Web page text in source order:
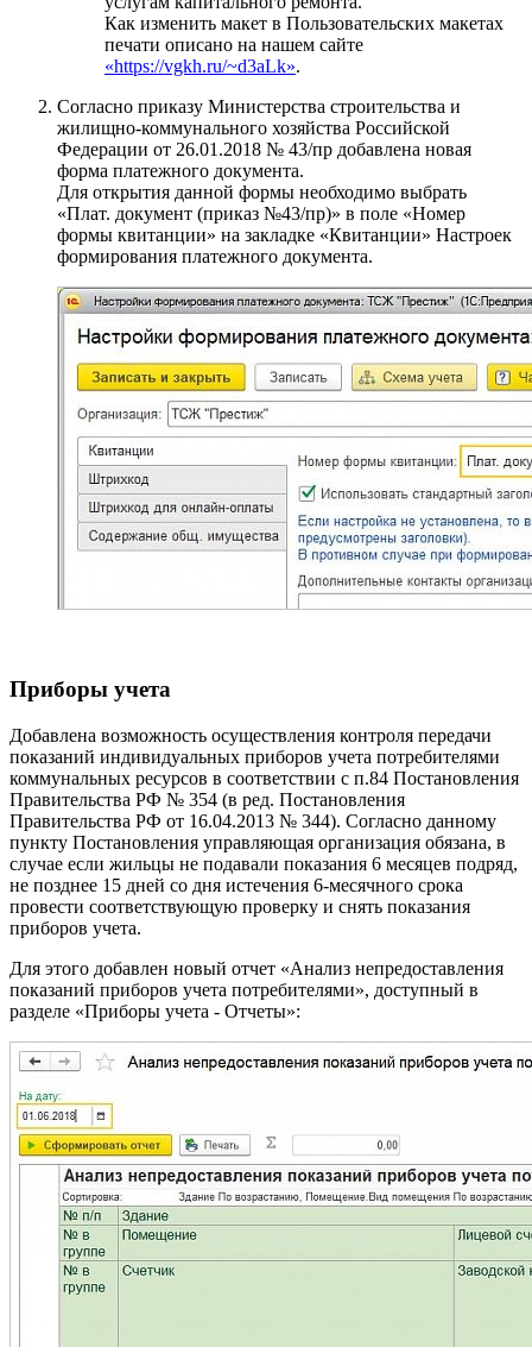
Как изменить макет в Пользовательских макетах
печати описано на нашем сайте
«https://vgkh.ru/~d3aLk».
Согласно приказу Министерства строительства и
жилищно-коммунального хозяйства Российской
Федерации от 26.01.2018 № 43/пр добавлена новая
форма платежного документа.
Для открытия данной формы необходимо выбрать
«Плат. документ (приказ №43/пр)» в поле «Номер
формы квитанции» на закладке «Квитанции» Настроек
формирования платежного документа.
Приборы учета
Добавлена возможность осуществления контроля передачи
показаний индивидуальных приборов учета потребителями
коммунальных ресурсов в соответствии с п.84 Постановления
Правительства РФ № 354 (в ред. Постановления
Правительства РФ от 16.04.2013 № 344). Согласно данному
пункту Постановления управляющая организация обязана, в
случае если жильцы не подавали показания 6 месяцев подряд,
не позднее 15 дней со дня истечения 6-месячного срока
провести соответствующую проверку и снять показания
приборов учета.
Для этого добавлен новый отчет «Анализ непредоставления
показаний приборов учета потребителями», доступный в
разделе «Приборы учета - Отчеты»: